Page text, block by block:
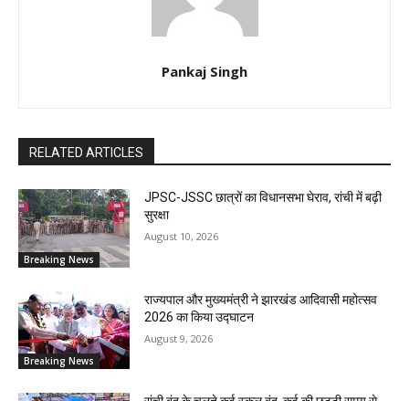
Pankaj Singh
RELATED ARTICLES
Breaking News
JPSC-JSSC छात्रों का विधानसभा घेराव, रांची में बढ़ी
सुरक्षा
August 10, 2026
Breaking News
राज्यपाल और मुख्यमंत्री ने झारखंड आदिवासी महोत्सव
2026 का किया उद्घाटन
August 9, 2026